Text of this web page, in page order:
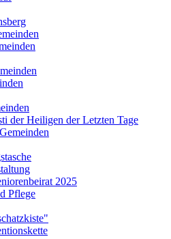
der Heiligen der Letzten Tage
2025
Pflege